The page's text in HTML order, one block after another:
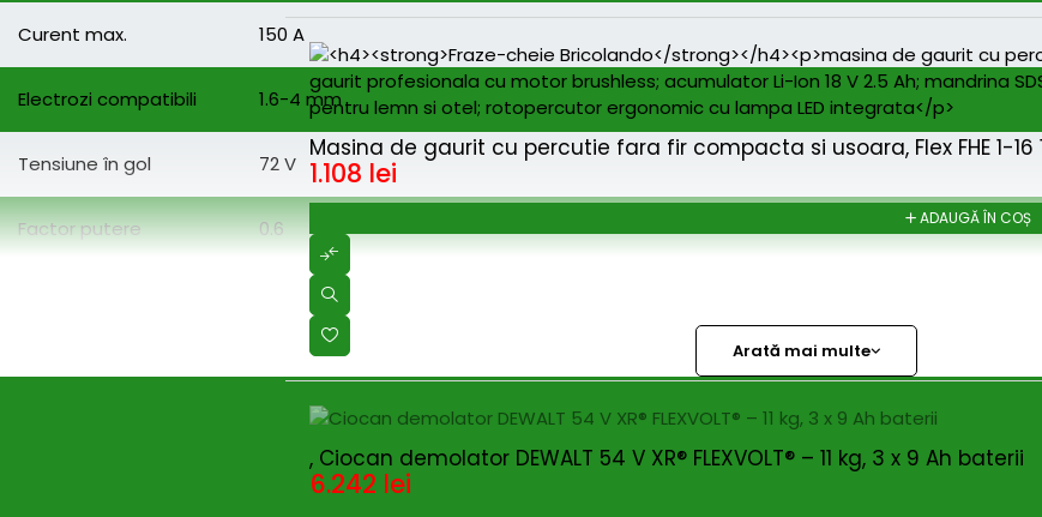
HOT
Masina de gaurit cu percutie fara fir compacta si usoara, Flex FHE 1-16
1.108 lei
ADAUGĂ ÎN COȘ
SOLD OUT
, Ciocan demolator DEWALT 54 V XR® FLEXVOLT® – 11 kg, 3 x 9 Ah baterii
6.242 lei
Curent max. 150 A
Electrozi compatibili 1.6-4 mm
Tensiune în gol 72 V
Factor putere 0.6
140 A @ 7%, 150 A @ 60%
380 × 420 × 170 mm
Arată mai multe